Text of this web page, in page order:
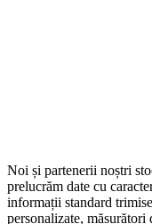
Noi și partenerii noștri
prelucrăm date cu
informații standard
personalizate,